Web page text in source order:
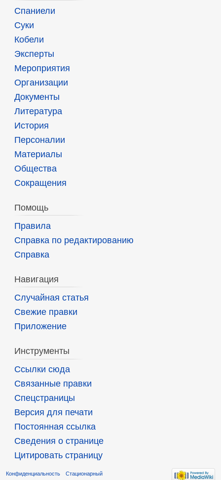
Спаниели
Суки
Кобели
Эксперты
Мероприятия
Организации
Документы
Литература
История
Персоналии
Материалы
Общества
Сокращения
Помощь
Правила
Справка по редактированию
Справка
Навигация
Случайная статья
Свежие правки
Приложение
Инструменты
Ссылки сюда
Связанные правки
Спецстраницы
Версия для печати
Постоянная ссылка
Сведения о странице
Цитировать страницу
Конфиденциальность Стационарный